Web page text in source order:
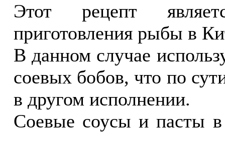
Этот рецепт
приготовления рыбы в
В данном случае
соевых бобов, что по
в другом исполнении.
Соевые соусы и пасты в